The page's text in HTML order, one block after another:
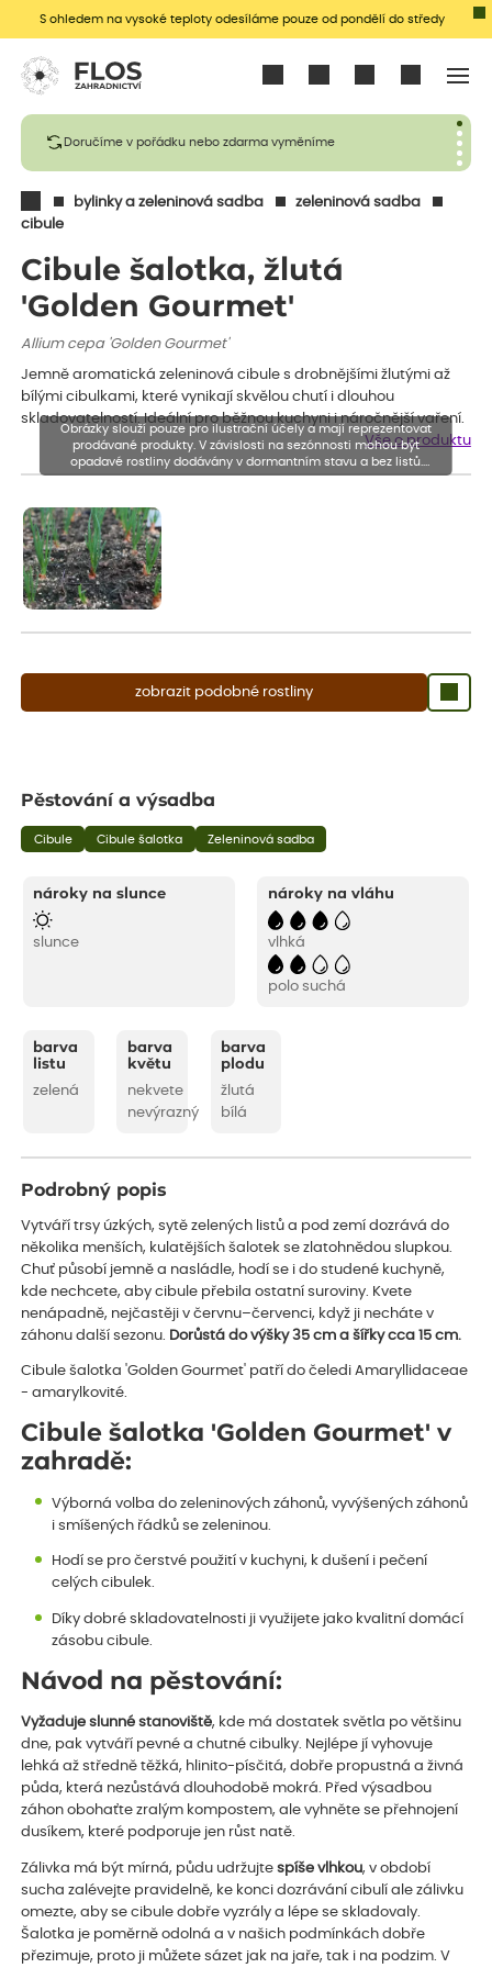
S ohledem na vysoké teploty odesíláme pouze od pondělí do středy
Doručíme v pořádku nebo zdarma vyměníme
bylinky a zeleninová sadba
zeleninová sadba
cibule
Cibule šalotka, žlutá
'Golden Gourmet'
Allium cepa 'Golden Gourmet'
Jemně aromatická zeleninová cibule s drobnějšími žlutými až
bílými cibulkami, které vynikají skvělou chutí i dlouhou
skladovatelností. Ideální pro běžnou kuchyni i náročnější vaření.
Vše o produktu
zobrazit podobné rostliny
Obrázky slouží pouze pro ilustrační účely a mají reprezentovat
prodávané produkty. V závislosti na sezónnosti mohou být
opadavé rostliny dodávány v dormantním stavu a bez listů.
Rostliny mohou být také sestřiženy níže, než je uvedená výška,
Pěstování a výsadba
Cibule Cibule šalotka Zeleninová sadba
nároky na slunce
slunce
nároky na vláhu
vlhká
polo suchá
barva
listu
zelená
barva
květu
nekvete
nevýrazný
barva
plodu
žlutá
bílá
Podrobný popis
Vytváří trsy úzkých, sytě zelených listů a pod zemí dozrává do
několika menších, kulatějších šalotek se zlatohnědou slupkou.
Chuť působí jemně a nasládle, hodí se i do studené kuchyně,
kde nechcete, aby cibule přebila ostatní suroviny. Kvete
nenápadně, nejčastěji v červnu–červenci, když ji necháte v
záhonu další sezonu. Dorůstá do výšky 35 cm a šířky cca 15 cm.
Cibule šalotka 'Golden Gourmet' patří do čeledi Amaryllidaceae
- amarylkovité.
Cibule šalotka 'Golden Gourmet' v
zahradě:
Výborná volba do zeleninových záhonů, vyvýšených záhonů
i smíšených řádků se zeleninou.
Hodí se pro čerstvé použití v kuchyni, k dušení i pečení
celých cibulek.
Díky dobré skladovatelnosti ji využijete jako kvalitní domácí
zásobu cibule.
Návod na pěstování:
Vyžaduje slunné stanoviště, kde má dostatek světla po většinu
dne, pak vytváří pevné a chutné cibulky. Nejlépe jí vyhovuje
lehká až středně těžká, hlinito-písčitá, dobře propustná a živná
půda, která nezůstává dlouhodobě mokrá. Před výsadbou
záhon obohaťte zralým kompostem, ale vyhněte se přehnojení
dusíkem, které podporuje jen růst natě.
Zálivka má být mírná, půdu udržujtespíše vlhkou, v období
sucha zalévejte pravidelně, ke konci dozrávání cibulí ale zálivku
omezte, aby se cibule dobře vyzrály a lépe se skladovaly.
Šalotka je poměrně odolná a v našich podmínkách dobře
přezimuje, proto ji můžete sázet jak na jaře, tak i na podzim. V